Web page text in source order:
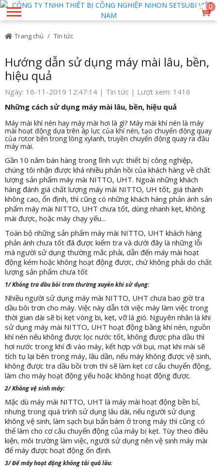
0
Trang chủ Tin tức
Hướng dẫn sử dụng máy mài lâu, bền,
hiệu quả
Ngày: 16-11-2019 12:47:14 | Tin tức | Lượt xem: 1416
Những cách sử dụng máy mài lâu, bền, hiệu quả
Máy mài khí nén hay máy mài hơi là gì? Máy mài khí nén là máy
mài hoạt động dựa trên áp lực của khí nén, tạo chuyển động quay
của rotor bên trong lòng xylanh, truyền chuyển động quay ra đầu
máy mài.
Gần 10 năm bán hàng trong lĩnh vực thiết bị công nghiệp,
chúng tôi nhận được khá nhiều phản hồi của khách hàng về chất
lượng sản phẩm máy mài NITTO, UHT. Ngoài những khách
hàng đánh giá chất lượng máy mài NITTO, UH tốt, giá thành
không cao, ổn định, thì cũng có những khách hàng phản ánh sản
phẩm máy mài NITTO, UHT chưa tốt, dùng nhanh kẹt, không
mài được, hoặc máy chạy yếu...
Toàn bộ những sản phẩm máy mài NITTO, UHT khách hàng
phản ánh chưa tốt đã được kiểm tra và dưới đây là những lỗi
mà người sử dụng thường mắc phải, dẫn đến máy mài hoạt
động kém hoặc không hoạt động được, chứ không phải do chất
lượng sản phẩm chưa tốt
1/ Không tra dầu bôi trơn thường xuyên khi sử dụng:
Nhiều người sử dụng máy mài NITTO, UHT chưa bao giờ tra
dầu bôi trơn cho máy. Việc này dẫn tới việc máy làm việc trong
thời gian dài sẽ bị kẹt vòng bi, kẹt, vỡ lá gió. Nguyên nhân là khi
sử dụng máy mài NITTO, UHT hoạt động bằng khí nén, nguồn
khí nén nếu không được lọc nước tốt, không được pha dầu thì
hơi nước trong khí đi vào máy, kết hợp với bụi, mạt khi mài sẽ
tích tụ lại bên trong máy, lâu dần, nếu máy không được vệ sinh,
không được tra dầu bồi trơn thì sẽ làm kẹt cơ cấu chuyển động,
làm cho máy hoạt động yếu hoặc không hoạt động được.
2/ Không vệ sinh máy:
Mặc dù máy mài NITTO, UHT là máy mài hoạt động bền bỉ,
nhưng trong quá trình sử dụng lâu dài, nếu người sử dụng
không vệ sinh, làm sạch bụi bẩn bám ở trong máy thì cũng có
thể làm cho cơ cấu chuyển động của máy bị kẹt. Tùy theo điều
kiện, môi trường làm việc, ngưới sử dụng nên vệ sinh máy mài
để máy được hoạt động ổn định.
3/ Để máy hoạt động không tải quá lâu: